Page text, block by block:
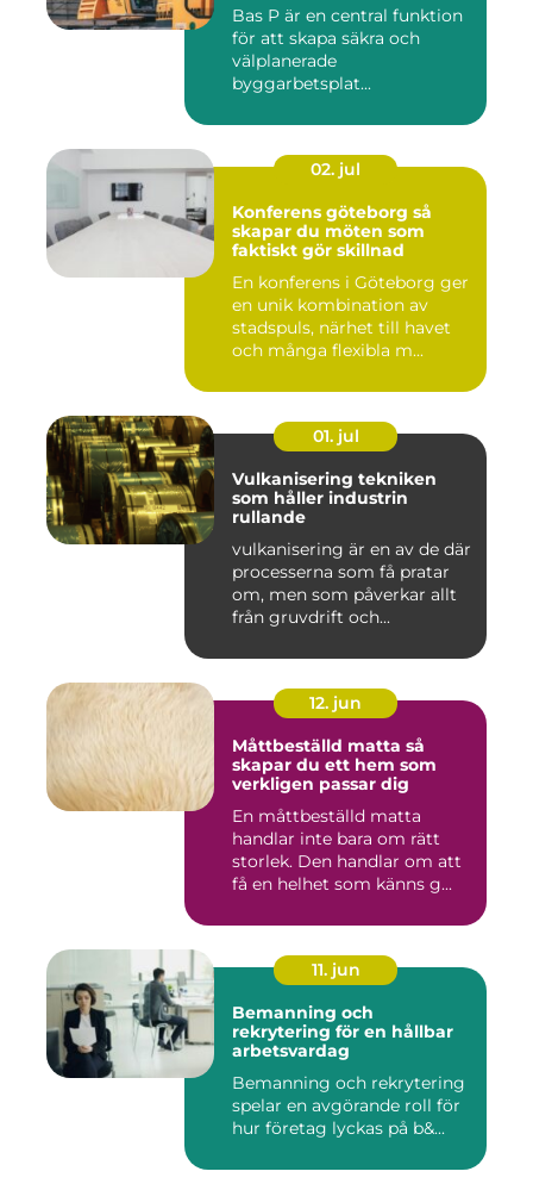
Bas P är en central funktion
för att skapa säkra och
välplanerade
byggarbetsplat...
02. jul
Konferens göteborg så
skapar du möten som
faktiskt gör skillnad
En konferens i Göteborg ger
en unik kombination av
stadspuls, närhet till havet
och många flexibla m...
01. jul
Vulkanisering tekniken
som håller industrin
rullande
vulkanisering är en av de där
processerna som få pratar
om, men som påverkar allt
från gruvdrift och...
12. jun
Måttbeställd matta så
skapar du ett hem som
verkligen passar dig
En måttbeställd matta
handlar inte bara om rätt
storlek. Den handlar om att
få en helhet som känns g...
11. jun
Bemanning och
rekrytering för en hållbar
arbetsvardag
Bemanning och rekrytering
spelar en avgörande roll för
hur företag lyckas på b&...